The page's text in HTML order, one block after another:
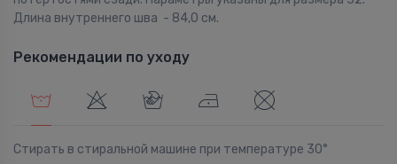
Длина внутреннего шва - 84,0 см.
Рекомендации по уходу
Стирать в стиральной машине при температуре 30°